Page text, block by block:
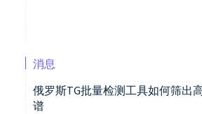
消息
俄罗斯TG批量检测工具如何筛出
谱